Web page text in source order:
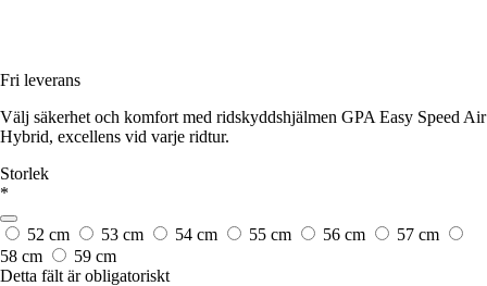
Fri leverans
Välj säkerhet och komfort med ridskyddshjälmen GPA Easy Speed Air
Hybrid, excellens vid varje ridtur.
Storlek
*
52 cm 53 cm 54 cm 55 cm 56 cm
57 cm
58 cm
59 cm
Detta fält är obligatoriskt